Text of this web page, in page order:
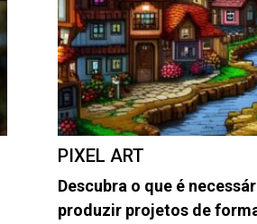
PIXEL ART
Descubra o que é
produzir projetos de